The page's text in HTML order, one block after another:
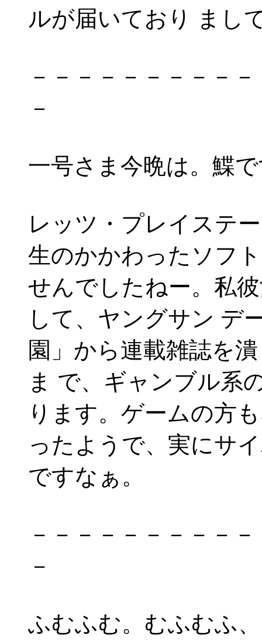
ルが届いており まし
－－－－－－－－－
－
一号さま今晩は。鰈
レッツ・プレイステ
生のかかわったソフ
せんでしたねー。私
して、ヤングサン デ
園」から連載雑誌を
ま で、ギャンブル系
ります。ゲームの方
ったようで、実にサ
ですなぁ。
－－－－－－－－－
－
ふむふむ。むふむふ